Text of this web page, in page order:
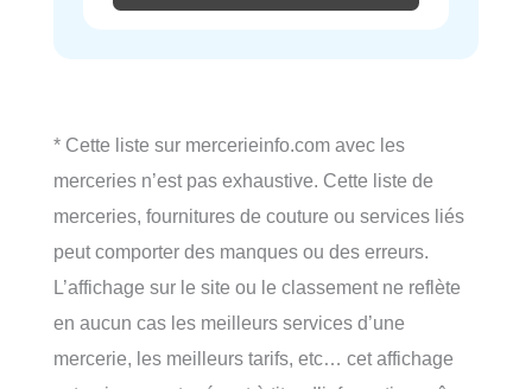
* Cette liste sur mercerieinfo.com avec les
merceries n’est pas exhaustive. Cette liste de
merceries, fournitures de couture ou services liés
peut comporter des manques ou des erreurs.
L’affichage sur le site ou le classement ne reflète
en aucun cas les meilleurs services d’une
mercerie, les meilleurs tarifs, etc… cet affichage